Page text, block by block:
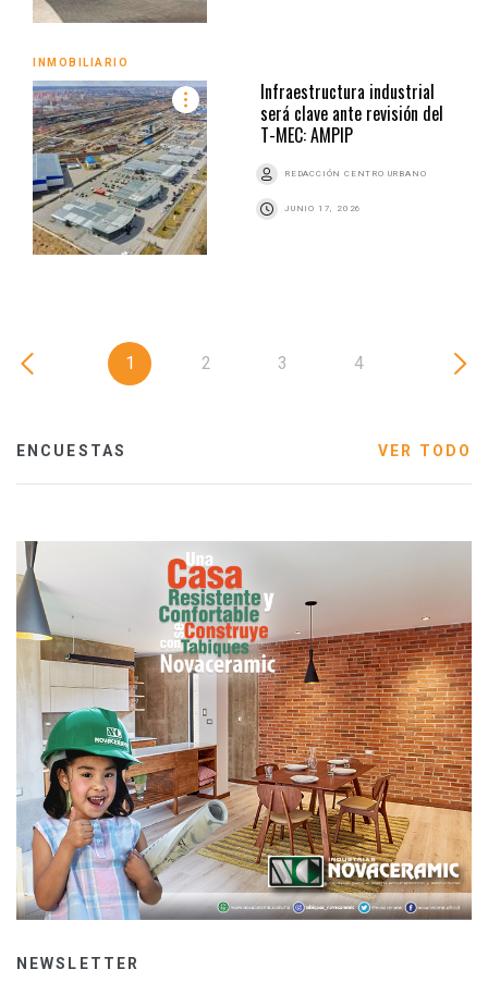
INMOBILIARIO
Infraestructura industrial
será clave ante revisión del
T-MEC: AMPIP
REDACCIÓN CENTRO URBANO
JUNIO 17, 2026
1 2 3 4
ENCUESTAS VER TODO
NEWSLETTER